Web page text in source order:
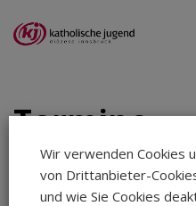
Termine
Bildung St. Michael
Wir verwenden Cookies
von Drittanbieter-
und wie Sie Cookies